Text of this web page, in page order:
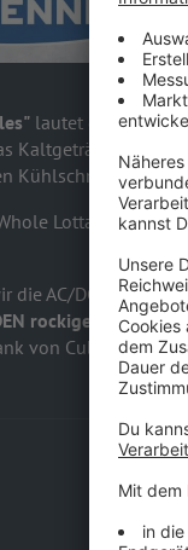
lautet das Motto
Kaltgetränk eures
Kühlschrank,
Lotta Platz für
die AC/DC
rockigen
von Cubes!